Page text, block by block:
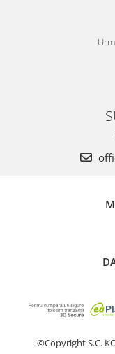
©Copyright S.C.